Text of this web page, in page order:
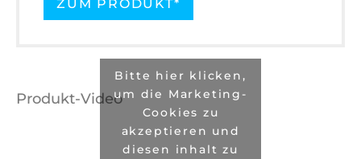
ZUM PRODUKT*
Produkt-Video
Bitte hier klicken,
um die Marketing-
Cookies zu
akzeptieren und
diesen inhalt zu